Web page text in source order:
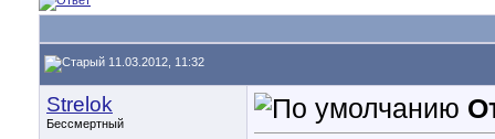
11.03.2012, 11:32
Strelok
Бессмертный